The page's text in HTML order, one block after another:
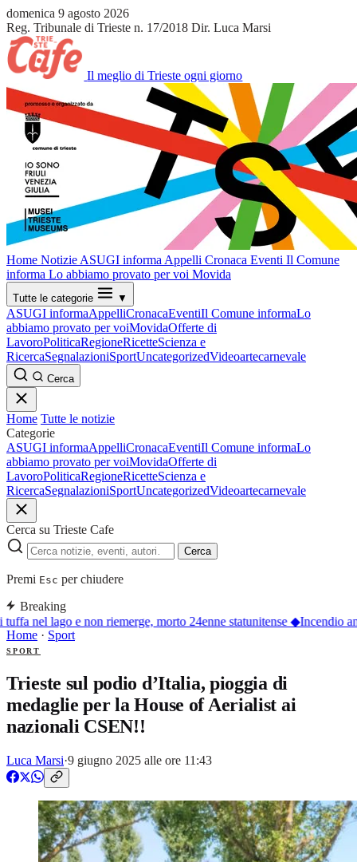
domenica 9 agosto 2026
Reg. Tribunale di Trieste n. 17/2018 Dir. Luca Marsi
Il meglio di Trieste ogni giorno
Home Notizie ASUGI informa Appelli Cronaca Eventi Il Comune
informa Lo abbiamo provato per voi Movida
Tutte le categorie ▼
ASUGI informaAppelliCronacaEventiIl Comune informaLo
abbiamo provato per voiMovidaOfferte di
LavoroPoliticaRegioneRicetteScienza e
RicercaSegnalazioniSportUncategorizedVideoartecarnevale
Cerca
Home Tutte le notizie
Categorie
ASUGI informaAppelliCronacaEventiIl Comune informaLo
abbiamo provato per voiMovidaOfferte di
LavoroPoliticaRegioneRicetteScienza e
RicercaSegnalazioniSportUncategorizedVideoartecarnevale
Cerca su Trieste Cafe
Cerca
Premi Esc per chiudere
Breaking
tuffa nel lago e non riemerge, morto 24enne statunitense◆Incendio
Home · Sport
SPORT
Trieste sul podio d’Italia, pioggia di
medaglie per la House of Aerialist ai
nazionali CSEN!!
Luca Marsi·9 giugno 2025 alle ore 11:43